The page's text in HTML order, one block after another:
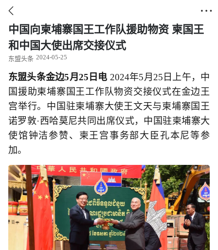
 
中国向柬埔寨国王工作队援助物资 柬国王
和中国大使出席交接仪式
东盟头条 2024-05-25
东盟头条金边5月25日电 2024年5月25日上午，中
国援助柬埔寨国王工作队物资交接仪式在金边王
宫举行。中国驻柬埔寨大使王文天与柬埔寨国王
诺罗敦·西哈莫尼共同出席仪式，中国驻柬埔寨大
使馆钟洁参赞、柬王宫事务部大臣孔本尼等参
加。